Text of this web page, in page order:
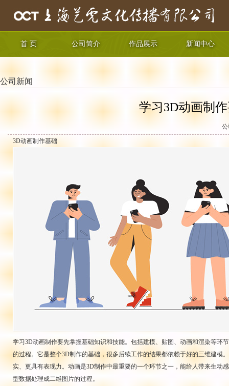
首 页 公司简介 作品展示 新闻中心
公司新闻
学习3D动画制
公
3D动画制作基础
学习3D动画制作要先掌握基础知识和技能。包括建模、贴图、动画和渲染等
的过程。它是整个3D制作的基础，很多后续工作的结果都依赖于好的三维建
实、更具有表现力。动画是3D制作中最重要的一个环节之一，能给人带来生
型数据处理成二维图片的过程。